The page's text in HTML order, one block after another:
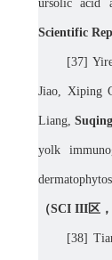
ursolic acid
Scientific
[37]
Jiao, Xiping
Liang,
yolk
（SCI III区，
[38]